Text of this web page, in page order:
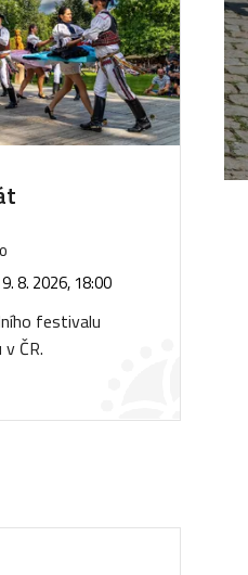
9. 8. 2026, 18:00
festivalu
ČR.